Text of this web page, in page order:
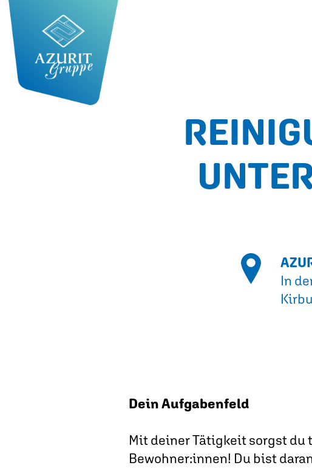
In
Dein Aufgabenfeld
Mit deiner Tätigkeit sorgst du
Bewohner:innen! Du bist